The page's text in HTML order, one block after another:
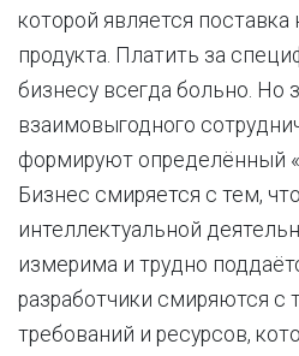
которой является
продукта. Платить за
бизнесу всегда больно. Но
взаимовыгодного
формируют определённый
Бизнес смиряется с тем,
интеллектуальной
измерима и трудно
разработчики смиряются с
требований и ресурсов,